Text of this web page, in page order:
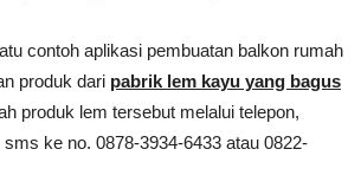
contoh aplikasi pembuatan balkon rumah
produk dari pabrik lem kayu yang bagus
produk lem tersebut melalui telepon,
ke no. 0878-3934-6433 atau 0822-